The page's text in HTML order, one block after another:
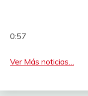
0:57
Ver Más noticias…